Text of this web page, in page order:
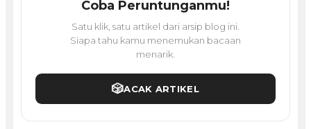
Coba Peruntunganmu!
Satu klik, satu artikel dari arsip blog ini.
Siapa tahu kamu menemukan bacaan
menarik.
🎲ACAK ARTIKEL